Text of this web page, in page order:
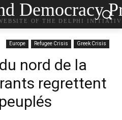
Democracy
OF THE DELPHI
Europe Refugee Crisis Greek Crisis
nord de la
regrettent